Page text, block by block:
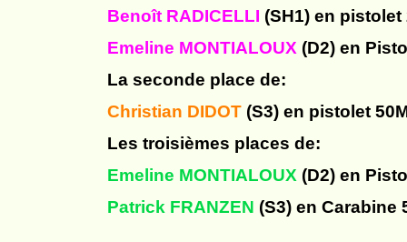
Benoît RADICELLI (SH1) en
Emeline MONTIALOUX (D2) en
La seconde place de:
Christian DIDOT (S3) en pistolet
Les troisièmes places de:
Emeline MONTIALOUX (D2) en
Patrick FRANZEN (S3) en Carabine